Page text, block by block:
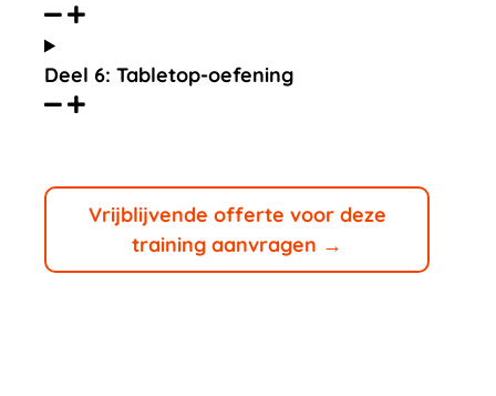
Deel 6: Tabletop-oefening
Vrijblijvende offerte voor deze
training aanvragen →